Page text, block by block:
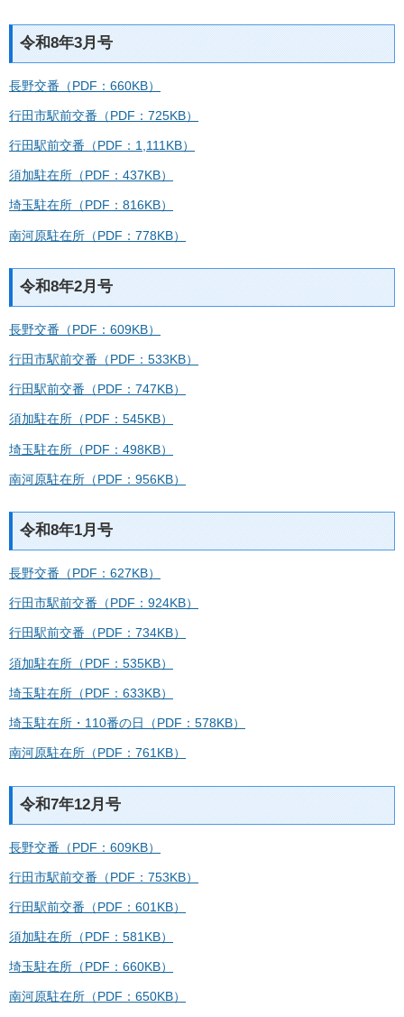
令和8年3月号
長野交番（PDF：660KB）
行田市駅前交番（PDF：725KB）
行田駅前交番（PDF：1,111KB）
須加駐在所（PDF：437KB）
埼玉駐在所（PDF：816KB）
南河原駐在所（PDF：778KB）
令和8年2月号
長野交番（PDF：609KB）
行田市駅前交番（PDF：533KB）
行田駅前交番（PDF：747KB）
須加駐在所（PDF：545KB）
埼玉駐在所（PDF：498KB）
南河原駐在所（PDF：956KB）
令和8年1月号
長野交番（PDF：627KB）
行田市駅前交番（PDF：924KB）
行田駅前交番（PDF：734KB）
須加駐在所（PDF：535KB）
埼玉駐在所（PDF：633KB）
埼玉駐在所・110番の日（PDF：578KB）
南河原駐在所（PDF：761KB）
令和7年12月号
長野交番（PDF：609KB）
行田市駅前交番（PDF：753KB）
行田駅前交番（PDF：601KB）
須加駐在所（PDF：581KB）
埼玉駐在所（PDF：660KB）
南河原駐在所（PDF：650KB）